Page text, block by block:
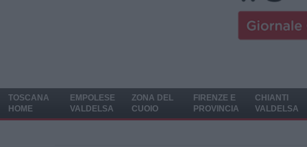
TOSCANA
HOME
EMPOLESE
VALDELSA
ZONA DEL
CUOIO
FIRENZE E
PROVINCIA
CHIANTI
VALDELSA